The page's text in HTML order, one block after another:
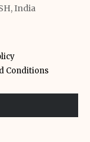
India
Conditions